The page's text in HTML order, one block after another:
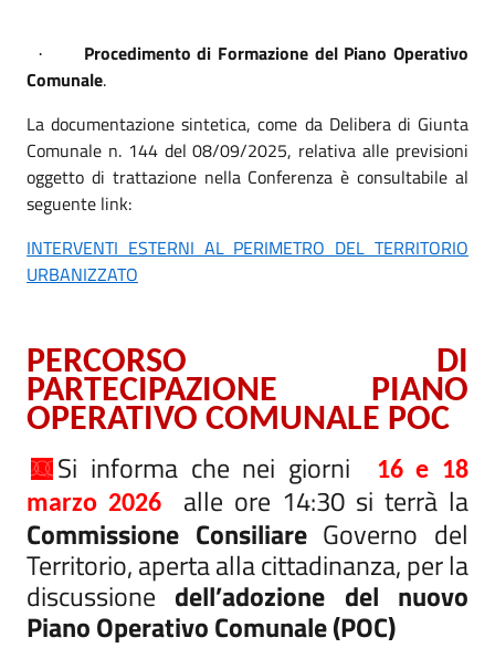
·
Procedimento di Formazione del Piano Operativo
Comunale.
La documentazione sintetica, come da Delibera di Giunta
Comunale n. 144 del 08/09/2025, relativa alle previsioni
oggetto di trattazione nella Conferenza è consultabile al
seguente link:
INTERVENTI ESTERNI AL PERIMETRO DEL TERRITORIO
URBANIZZATO
PERCORSO DI
PARTECIPAZIONE PIANO
OPERATIVO COMUNALE POC
Si informa che nei giorni
16 e 18
marzo 2026
alle ore 14:30 si terrà la
Commissione ConsiliareGoverno del
Territorio, aperta alla cittadinanza, per la
discussione dell’adozione del nuovo
Piano Operativo Comunale (POC)